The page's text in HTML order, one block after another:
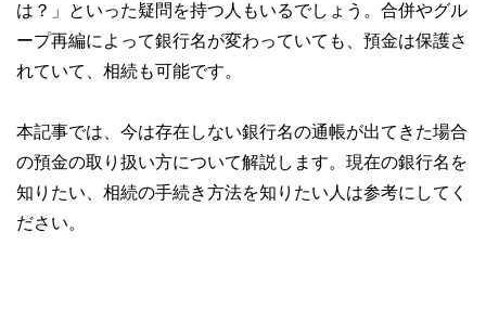
は？」といった疑問を持つ人もいるでしょう。合併やグル
ープ再編によって銀行名が変わっていても、預金は保護さ
れていて、相続も可能です。
本記事では、今は存在しない銀行名の通帳が出てきた場合
の預金の取り扱い方について解説します。現在の銀行名を
知りたい、相続の手続き方法を知りたい人は参考にしてく
ださい。